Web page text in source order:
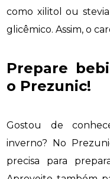
como xilitol ou
glicêmico. Assim, o
Prepare
o Prezunic!
Gostou de
inverno? No
precisa para